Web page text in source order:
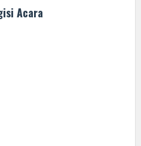
Acara